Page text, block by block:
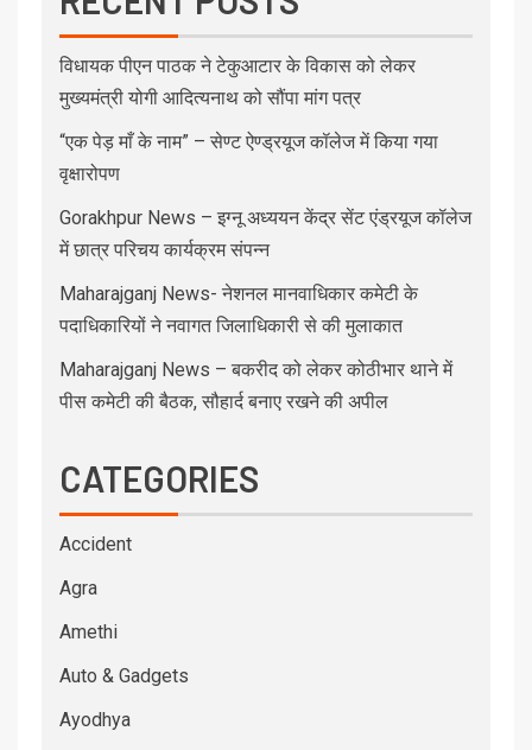
विधायक पीएन पाठक ने टेकुआटार के विकास को लेकर
मुख्यमंत्री योगी आदित्यनाथ को सौंपा मांग पत्र
“एक पेड़ माँ के नाम” – सेण्ट ऐण्ड्रयूज कॉलेज में किया गया
वृक्षारोपण
Gorakhpur News – इग्नू अध्ययन केंद्र सेंट एंड्रयूज कॉलेज
में छात्र परिचय कार्यक्रम संपन्न
Maharajganj News- नेशनल मानवाधिकार कमेटी के
पदाधिकारियों ने नवागत जिलाधिकारी से की मुलाकात
Maharajganj News – बकरीद को लेकर कोठीभार थाने में
पीस कमेटी की बैठक, सौहार्द बनाए रखने की अपील
CATEGORIES
Accident
Agra
Amethi
Auto & Gadgets
Ayodhya